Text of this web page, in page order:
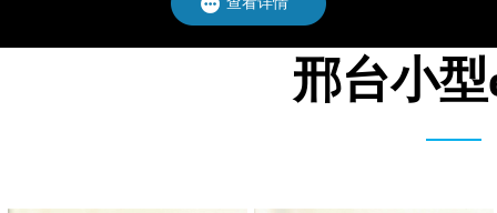
邢台小